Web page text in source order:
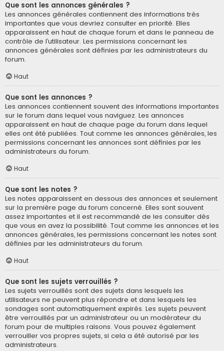
Que sont les annonces générales ?
Les annonces générales contiennent des informations très
importantes que vous devriez consulter en priorité. Elles
apparaissent en haut de chaque forum et dans le panneau de
contrôle de l’utilisateur. Les permissions concernant les
annonces générales sont définies par les administrateurs du
forum.
Haut
Que sont les annonces ?
Les annonces contiennent souvent des informations importantes
sur le forum dans lequel vous naviguez. Les annonces
apparaissent en haut de chaque page du forum dans lequel
elles ont été publiées. Tout comme les annonces générales, les
permissions concernant les annonces sont définies par les
administrateurs du forum.
Haut
Que sont les notes ?
Les notes apparaissent en dessous des annonces et seulement
sur la première page du forum concerné. Elles sont souvent
assez importantes et il est recommandé de les consulter dès
que vous en avez la possibilité. Tout comme les annonces et les
annonces générales, les permissions concernant les notes sont
définies par les administrateurs du forum.
Haut
Que sont les sujets verrouillés ?
Les sujets verrouillés sont des sujets dans lesquels les
utilisateurs ne peuvent plus répondre et dans lesquels les
sondages sont automatiquement expirés. Les sujets peuvent
être verrouillés par un administrateur ou un modérateur du
forum pour de multiples raisons. Vous pouvez également
verrouiller vos propres sujets, si cela a été autorisé par les
administrateurs.